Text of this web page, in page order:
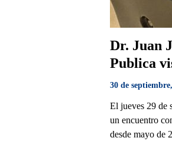
Dr. Juan
Publica
30 de
El jueves 29 de
un encuentro
desde mayo de